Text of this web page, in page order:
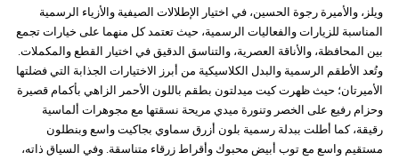
ويلز، والأميرة رجوة الحسين، في اختيار الإطلالات الصيفية والأزياء الرسمية
المناسبة للزيارات والفعاليات الرسمية، حيث تعتمد كل منهما على خيارات تجمع
بين المحافظة، والأناقة العصرية، والتناسق الدقيق في اختيار القطع والمكملات.
وتُعد الأطقم الرسمية والبدل الكلاسيكية من أبرز الاختيارات الجذابة التي فضلتها
الأميرتان؛ حيث ظهرت كيت ميدلتون بطقم باللون الأحمر الزاهي بأكمام قصيرة
وحزام رفيع على الخصر وتنورة ميدي مريحة نسقتها مع مجوهرات ألماسية
رقيقة، كما أطلت ببدلة رسمية بلون أزرق سماوي بجاكيت واسع وبنطلون
مستقيم واسع مع توب أبيض محبوك وأقراط زرقاء متناسقة. وفي السياق ذاته،